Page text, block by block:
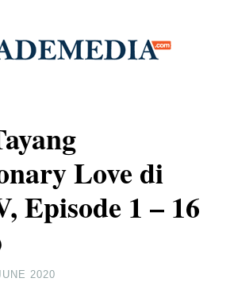
Love di
Episode 1 – 16
2020